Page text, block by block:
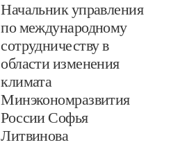
Начальник управления
по международному
сотрудничеству в
области изменения
климата
Минэкономразвития
России Софья
Литвинова